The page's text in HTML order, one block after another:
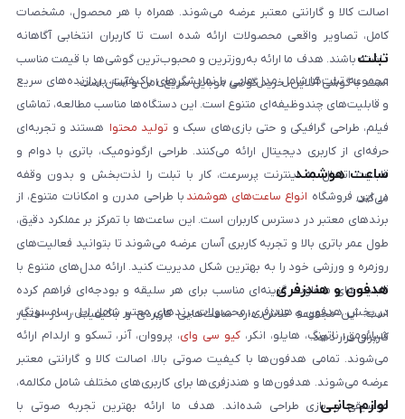
اصالت کالا و گارانتی معتبر عرضه می‌شوند. همراه با هر محصول، مشخصات
کامل، تصاویر واقعی محصولات ارائه شده است تا کاربران انتخابی آگاهانه
داشته باشند. هدف ما ارائه به‌روزترین و محبوب‌ترین گوشی‌ها با قیمت مناسب
است. با گوشی آنلاین، خرید گوشی موبایل سریع، امن و آسان است.
تبلت
مجموعه تبلت‌ها شامل مدل‌هایی با نمایشگرهای باکیفیت، پردازنده‌های سریع
و قابلیت‌های چندوظیفه‌ای متنوع است. این دستگاه‌ها مناسب مطالعه، تماشای
فیلم، طراحی گرافیکی و حتی بازی‌های سبک و تولید محتوا هستند و تجربه‌ای
حرفه‌ای از کاربری دیجیتال ارائه می‌کنند. طراحی ارگونومیک، باتری با دوام و
قابلیت اتصال به اینترنت پرسرعت، کار با تبلت را لذت‌بخش و بدون وقفه
می‌کند.
ساعت هوشمند
در این فروشگاه انواع ساعت‌های هوشمند با طراحی مدرن و امکانات متنوع، از
برندهای معتبر در دسترس کاربران است. این ساعت‌ها با تمرکز بر عملکرد دقیق،
طول عمر باتری بالا و تجربه کاربری آسان عرضه می‌شوند تا بتوانید فعالیت‌های
روزمره و ورزشی خود را به بهترین شکل مدیریت کنید. ارائه مدل‌های متنوع با
قابلیت‌های متفاوت، گزینه‌ای مناسب برای هر سلیقه و بودجه‌ای فراهم کرده
است. این مجموعه تلاش دارد ساعت‌هایی کاربردی و باکیفیت را در اختیار
کاربران قرار دهد.
هدفون و هندزفری
در بخش هدفون و هندزفری، محصولات برندهای معتبر شامل اپل، سامسونگ،
شیائومی، ناتینگ، هایلو، انکر، کیو سی وای، پرووان، آنر، تسکو و ارلدام ارائه
می‌شوند. تمامی هدفون‌ها با کیفیت صوتی بالا، اصالت کالا و گارانتی معتبر
عرضه می‌شوند. هدفون‌ها و هندزفری‌ها برای کاربری‌های مختلف شامل مکالمه،
موسیقی و بازی طراحی شده‌اند. هدف ما ارائه بهترین تجربه صوتی با
لوازم جانبی